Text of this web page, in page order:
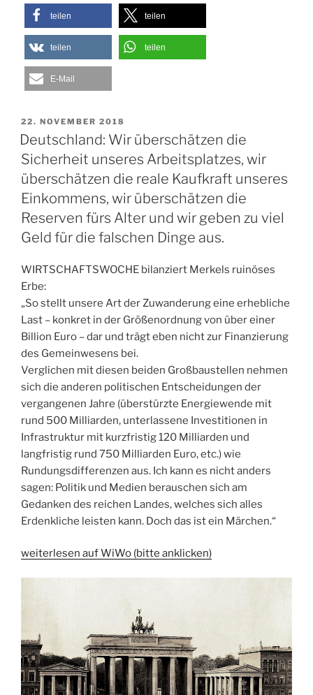
teilen teilen
teilen teilen
E-Mail
VERÖFFENTLICHT
AM
22. NOVEMBER 2018
Deutschland: Wir überschätzen die
Sicherheit unseres Arbeitsplatzes, wir
überschätzen die reale Kaufkraft unseres
Einkommens, wir überschätzen die
Reserven fürs Alter und wir geben zu viel
Geld für die falschen Dinge aus.
WIRTSCHAFTSWOCHE bilanziert Merkels ruinöses
Erbe:
„So stellt unsere Art der Zuwanderung eine erhebliche
Last – konkret in der Größenordnung von über einer
Billion Euro – dar und trägt eben nicht zur Finanzierung
des Gemeinwesens bei.
Verglichen mit diesen beiden Großbaustellen nehmen
sich die anderen politischen Entscheidungen der
vergangenen Jahre (überstürzte Energiewende mit
rund 500 Milliarden, unterlassene Investitionen in
Infrastruktur mit kurzfristig 120 Milliarden und
langfristig rund 750 Milliarden Euro, etc.) wie
Rundungsdifferenzen aus. Ich kann es nicht anders
sagen: Politik und Medien berauschen sich am
Gedanken des reichen Landes, welches sich alles
Erdenkliche leisten kann. Doch das ist ein Märchen.“
weiterlesen auf WiWo (bitte anklicken)